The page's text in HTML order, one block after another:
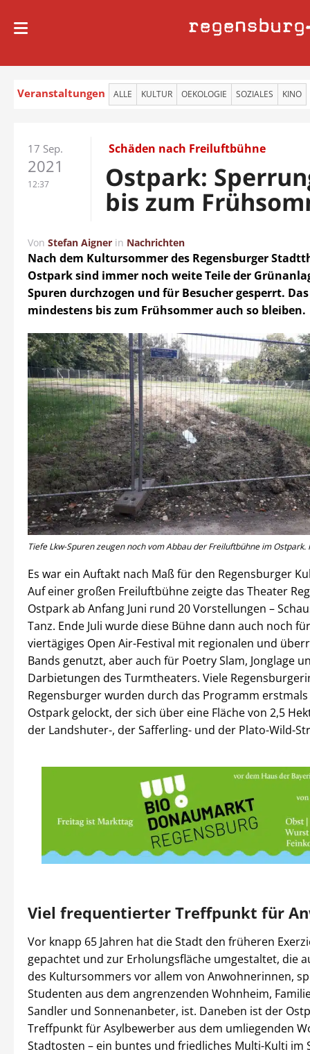
regensburg
Veranstaltungen ALLE KULTUR OEKOLOGIE SOZIALES KINO
17 Sep.
2021
12:37
Schäden nach Freiluftbühne
Ostpark:
bis zum
Von Stefan Aigner in Nachrichten
Nach dem Kultursommer des Regensburger
Ostpark sind immer noch weite Teile der
Spuren durchzogen und für Besucher gesperrt.
mindestens bis zum Frühsommer auch so bleiben.
Tiefe Lkw-Spuren zeugen noch vom Abbau der Freiluftbühne im Ostpark.
Es war ein Auftakt nach Maß für den Regensburger
Auf einer großen Freiluftbühne zeigte das Theater
Ostpark ab Anfang Juni rund 20 Vorstellungen –
Tanz. Ende Juli wurde diese Bühne dann auch noch
viertägiges Open Air-Festival mit regionalen und
Bands genutzt, aber auch für Poetry Slam, Jonglage
Darbietungen des Turmtheaters. Viele
Regensburger wurden durch das Programm
Ostpark gelockt, der sich über eine Fläche von 2,5
der Landshuter-, der Safferling- und der Plato-Wild-
Viel frequentierter Treffpunkt für
Vor knapp 65 Jahren hat die Stadt den früheren
gepachtet und zur Erholungsfläche umgestaltet, die
des Kultursommers vor allem von Anwohnerinnen,
Studenten aus dem angrenzenden Wohnheim,
Sandler und Sonnenanbeter, ist. Daneben ist der
Treffpunkt für Asylbewerber aus dem umliegenden
Stadtosten – ein buntes und friedliches Multi-Kulti im